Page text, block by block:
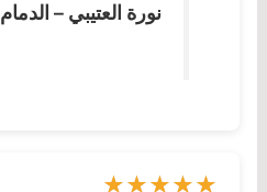
نورة العتيبي – الدمام